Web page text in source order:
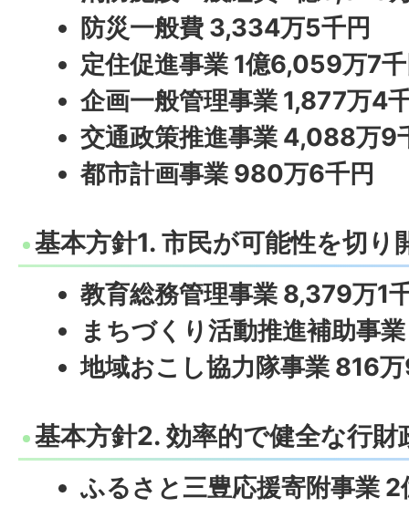
防災一般費 3,334万5千円
定住促進事業 1億6,059万7
企画一般管理事業 1,877万4
交通政策推進事業 4,088万9
都市計画事業 980万6千円
基本方針1. 市民が可能性を切り
教育総務管理事業 8,379万1
まちづくり活動推進補助事
地域おこし協力隊事業 816
基本方針2. 効率的で健全な行財
ふるさと三豊応援寄附事業